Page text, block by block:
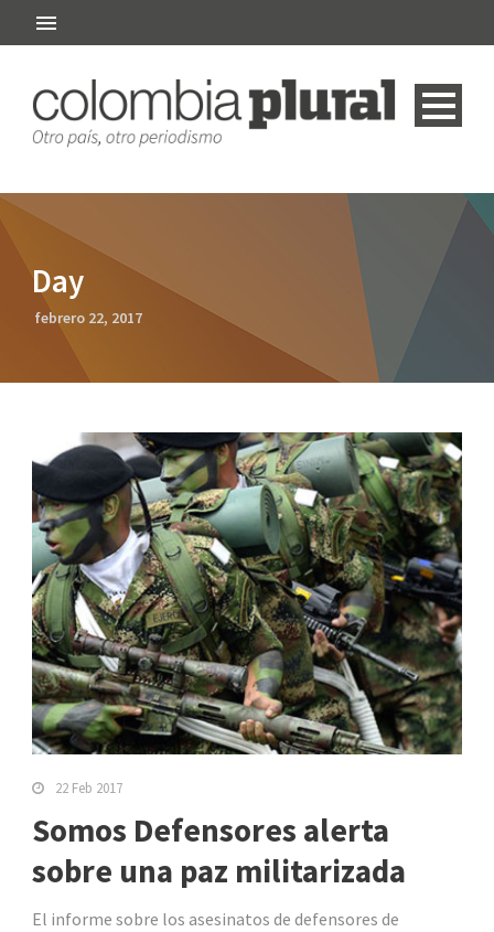
Day
febrero 22, 2017
22 Feb 2017
Somos Defensores alerta
sobre una paz militarizada
El informe sobre los asesinatos de defensores de